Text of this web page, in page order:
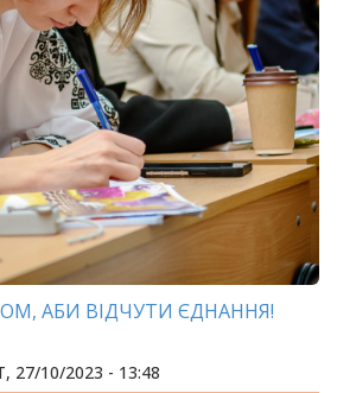
АБИ ВІДЧУТИ ЄДНАННЯ!
27/10/2023 - 13:48